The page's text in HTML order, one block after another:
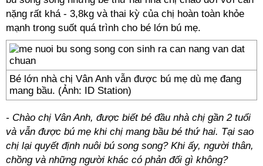
nặng rất khá - 3,8kg và thai kỳ của chị hoàn toàn khỏe
mạnh trong suốt quá trình cho bé lớn bú mẹ.
Bé lớn nhà chị Vân Anh vẫn được bú mẹ dù mẹ đang
mang bầu. (Ảnh: ID Station)
- Chào chị Vân Anh, được biết bé đầu nhà chị gần 2 tuổi
và vẫn được bú mẹ khi chị mang bầu bé thứ hai. Tại sao
chị lại quyết định nuôi bú song song? Khi ấy, người thân,
chồng và những người khác có phản đối gì không?